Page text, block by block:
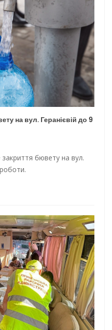
для Одеси
для підвезення води
на вул. Геранієвій до 9
бювету на вул.